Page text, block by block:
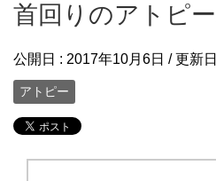
首回りのアトピ
公開日 : 2017年10月6日 / 更新
アトピー